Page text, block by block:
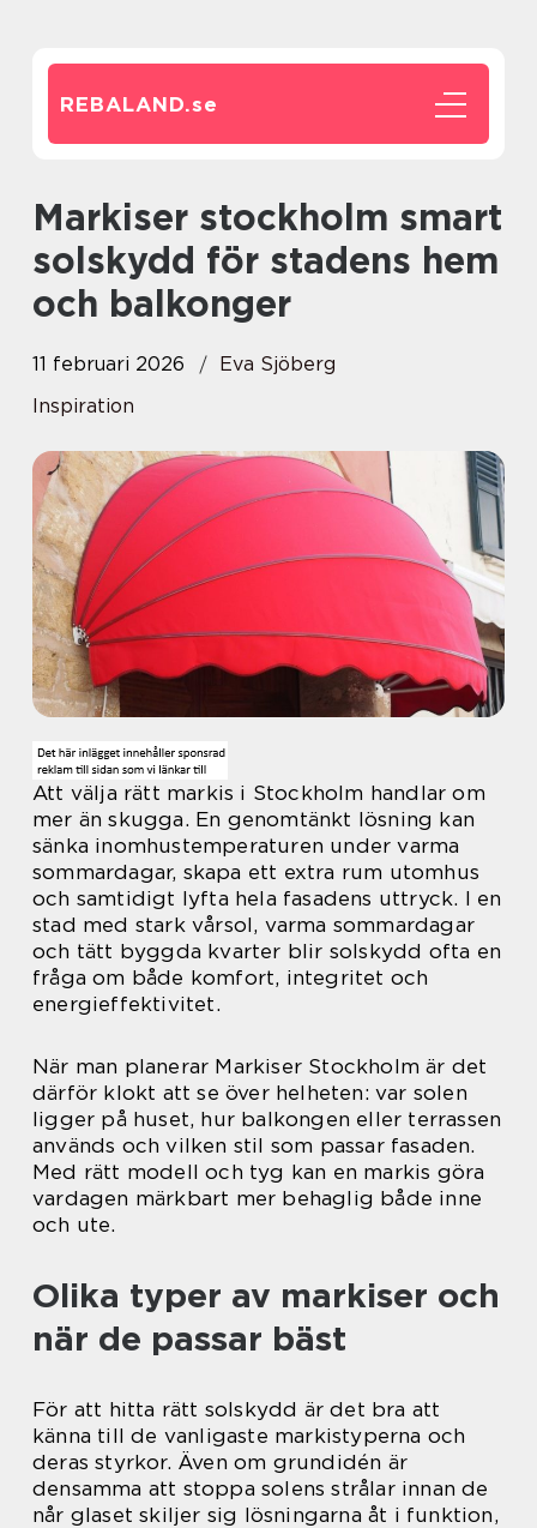
REBALAND.se
Markiser stockholm smart
solskydd för stadens hem
och balkonger
11 februari 2026
Eva Sjöberg
Inspiration
Att välja rätt markis i Stockholm handlar om
mer än skugga. En genomtänkt lösning kan
sänka inomhustemperaturen under varma
sommardagar, skapa ett extra rum utomhus
och samtidigt lyfta hela fasadens uttryck. I en
stad med stark vårsol, varma sommardagar
och tätt byggda kvarter blir solskydd ofta en
fråga om både komfort, integritet och
energieffektivitet.
När man planerar Markiser Stockholm är det
därför klokt att se över helheten: var solen
ligger på huset, hur balkongen eller terrassen
används och vilken stil som passar fasaden.
Med rätt modell och tyg kan en markis göra
vardagen märkbart mer behaglig både inne
och ute.
Olika typer av markiser och
när de passar bäst
För att hitta rätt solskydd är det bra att
känna till de vanligaste markistyperna och
deras styrkor. Även om grundidén är
densamma att stoppa solens strålar innan de
når glaset skiljer sig lösningarna åt i funktion,